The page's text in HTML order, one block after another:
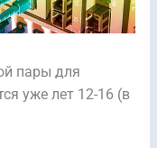
пары для
уже лет 12-16 (в